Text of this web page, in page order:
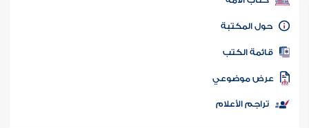
كتاب الأمة
المكتبة
الكتب
موضوعي